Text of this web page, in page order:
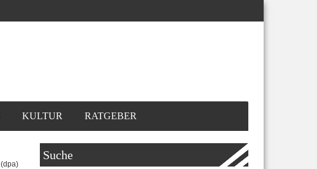
KULTUR RATGEBER
(dpa)
Suche